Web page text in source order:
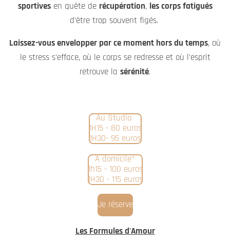
sportivesen quête de récupération, les corps fatigués
d’être trop souvent figés.
Laissez-vous envelopper par ce moment hors du temps, où
le stress s’efface, où le corps se redresse et où l’esprit
retrouve la sérénité.
Au Studio
1H15 - 80 euros
1H30- 95 euros
A domicile*
1h15 - 100 euros
1H30 - 115 euros
Je réserve
Les Formules d'Amour